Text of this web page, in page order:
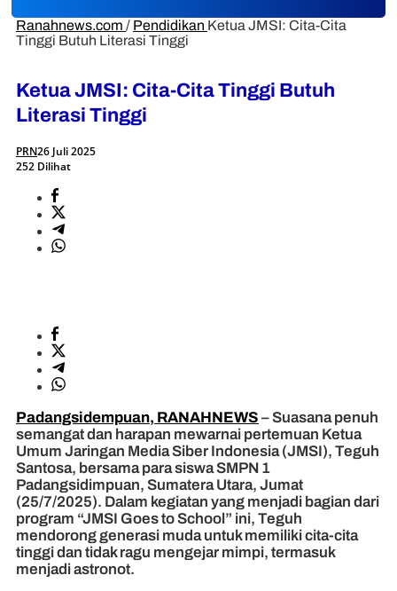
Ranahnews.com / Pendidikan Ketua JMSI: Cita-Cita
Tinggi Butuh Literasi Tinggi
Ketua JMSI: Cita-Cita Tinggi Butuh
Literasi Tinggi
PRN26 Juli 2025
252 Dilihat
Padangsidempuan, RANAHNEWS – Suasana penuh
semangat dan harapan mewarnai pertemuan Ketua
Umum Jaringan Media Siber Indonesia (JMSI), Teguh
Santosa, bersama para siswa SMPN 1
Padangsidimpuan, Sumatera Utara, Jumat
(25/7/2025). Dalam kegiatan yang menjadi bagian dari
program “JMSI Goes to School” ini, Teguh
mendorong generasi muda untuk memiliki cita-cita
tinggi dan tidak ragu mengejar mimpi, termasuk
menjadi astronot.